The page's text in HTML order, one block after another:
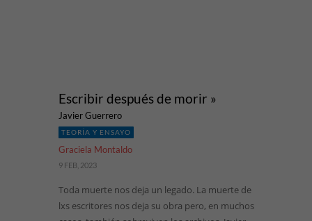
Escribir después de morir »
Javier Guerrero
TEORÍA Y ENSAYO
Graciela Montaldo
9 FEB, 2023
Toda muerte nos deja un legado. La muerte de
lxs escritores nos deja su obra pero, en muchos